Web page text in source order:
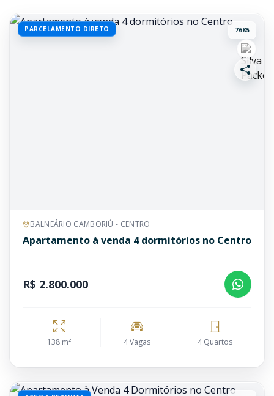
PARCELAMENTO DIRETO 7685
BALNEÁRIO CAMBORIÚ - CENTRO
Apartamento à venda 4 dormitórios no Centro
R$ 2.800.000
138 m² 4 Vagas 4 Quartos